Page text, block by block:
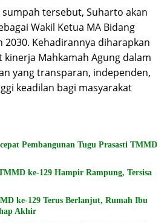
tersebut, Suharto akan
Wakil Ketua MA Bidang
2030. Kehadirannya diharapkan
Mahkamah Agung dalam
yang transparan, independen,
keadilan bagi masyarakat
Pembangunan Tugu Prasasti TMMD
ke-129 Hampir Rampung, Tersisa
ke-129 Terus Berlanjut, Rumah Ibu
Akhir